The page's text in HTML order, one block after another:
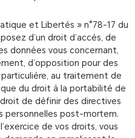
et Libertés » n°78-17 du
d’un droit d’accès, de
données vous concernant,
d’opposition pour des
au traitement de
du droit à la portabilité de
de définir des directives
personnelles post-mortem.
de vos droits, vous